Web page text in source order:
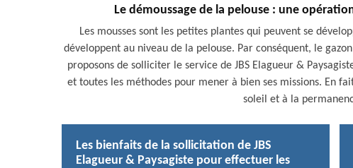
Le démoussage de la pelouse : une
Les mousses sont les petites plantes qui peuvent se
développent au niveau de la pelouse. Par conséquent, le
proposons de solliciter le service de JBS Elagueur &
et toutes les méthodes pour mener à bien ses missions. En
soleil et à la
Les bienfaits de la sollicitation de JBS
Elagueur & Paysagiste pour effectuer les